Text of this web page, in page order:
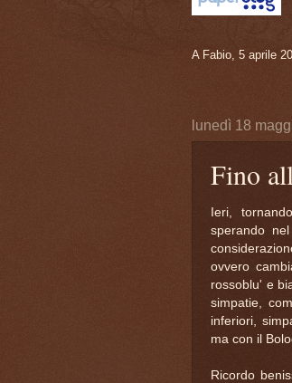
A Fabio, 5 aprile
lunedì 18
Fino
Ieri,
sperando
ovvero
rossoblu' e
simpatie,
inferiori,
ma con il
Ricordo